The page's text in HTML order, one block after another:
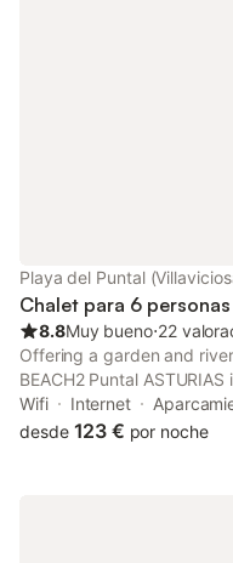
Playa del Puntal
Chalet para 6 personas
8.8Muy bueno⋅22
Offering a garden and
BEACH2 Puntal
Asturian Entrepreneurs
Centro de Arte y Creación
Wifi Internet
desde 123 € por noche